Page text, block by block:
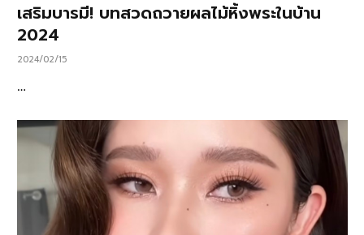
เสริมบารมี! บทสวดถวายผลไม้หิ้งพระในบ้าน
2024
2024/02/15
…